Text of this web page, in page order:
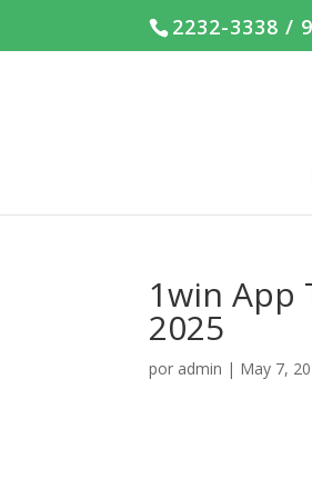
2232-3338 /
1win App
2025
por admin | May 7,